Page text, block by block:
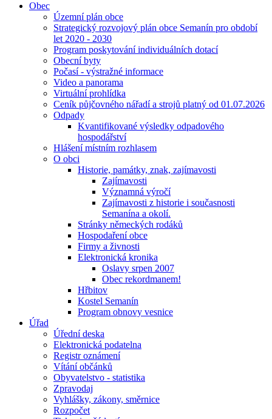
Obec
Územní plán obce
Strategický rozvojový plán obce Semanín pro období
let 2020 - 2030
Program poskytování individuálních dotací
Obecní byty
Počasí - výstražné informace
Video a panorama
Virtuální prohlídka
Ceník půjčovného nářadí a strojů platný od 01.07.2026
Odpady
Kvantifikované výsledky odpadového
hospodářství
Hlášení místním rozhlasem
O obci
Historie, památky, znak, zajímavosti
Zajímavosti
Významná výročí
Zajímavosti z historie i současnosti
Semanína a okolí.
Stránky německých rodáků
Hospodaření obce
Firmy a živnosti
Elektronická kronika
Oslavy srpen 2007
Obec rekordmanem!
Hřbitov
Kostel Semanín
Program obnovy vesnice
Úřad
Úřední deska
Elektronická podatelna
Registr oznámení
Vítání občánků
Obyvatelstvo - statistika
Zpravodaj
Vyhlášky, zákony, směrnice
Rozpočet